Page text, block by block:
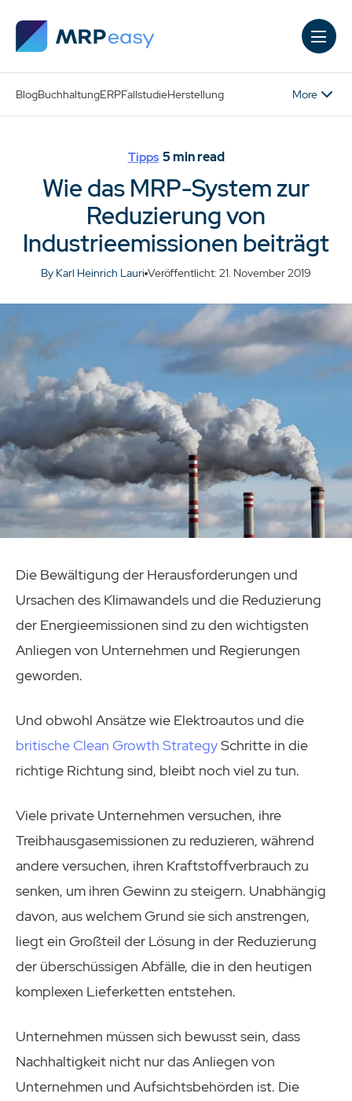
BlogBuchhaltungERPFallstudieHerstellung More
Tipps 5min read
Wie das MRP-System zur
Reduzierung von
Industrieemissionen beiträgt
By Karl Heinrich Lauri Veröffentlicht: 21. November 2019
Die Bewältigung der Herausforderungen und
Ursachen des Klimawandels und die Reduzierung
der Energieemissionen sind zu den wichtigsten
Anliegen von Unternehmen und Regierungen
geworden.
Und obwohl Ansätze wie Elektroautos und die
britische Clean Growth StrategySchritte in die
richtige Richtung sind, bleibt noch viel zu tun.
Viele private Unternehmen versuchen, ihre
Treibhausgasemissionen zu reduzieren, während
andere versuchen, ihren Kraftstoffverbrauch zu
senken, um ihren Gewinn zu steigern. Unabhängig
davon, aus welchem Grund sie sich anstrengen,
liegt ein Großteil der Lösung in der Reduzierung
der überschüssigen Abfälle, die in den heutigen
komplexen Lieferketten entstehen.
Unternehmen müssen sich bewusst sein, dass
Nachhaltigkeit nicht nur das Anliegen von
Unternehmen und Aufsichtsbehörden ist. Die